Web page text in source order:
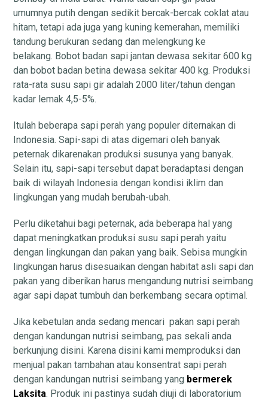
umumnya putih dengan sedikit bercak-bercak coklat atau
hitam, tetapi ada juga yang kuning kemerahan, memiliki
tandung berukuran sedang dan melengkung ke
belakang. Bobot badan sapi jantan dewasa sekitar 600 kg
dan bobot badan betina dewasa sekitar 400 kg. Produksi
rata-rata susu sapi gir adalah 2000 liter/tahun dengan
kadar lemak 4,5-5%.
Itulah beberapa sapi perah yang populer diternakan di
Indonesia. Sapi-sapi di atas digemari oleh banyak
peternak dikarenakan produksi susunya yang banyak.
Selain itu, sapi-sapi tersebut dapat beradaptasi dengan
baik di wilayah Indonesia dengan kondisi iklim dan
lingkungan yang mudah berubah-ubah.
Perlu diketahui bagi peternak, ada beberapa hal yang
dapat meningkatkan produksi susu sapi perah yaitu
dengan lingkungan dan pakan yang baik. Sebisa mungkin
lingkungan harus disesuaikan dengan habitat asli sapi dan
pakan yang diberikan harus mengandung nutrisi seimbang
agar sapi dapat tumbuh dan berkembang secara optimal.
Jika kebetulan anda sedang mencari pakan sapi perah
dengan kandungan nutrisi seimbang, pas sekali anda
berkunjung disini. Karena disini kami memproduksi dan
menjual pakan tambahan atau konsentrat sapi perah
dengan kandungan nutrisi seimbang yang bermerek
Laksita. Produk ini pastinya sudah diuji di laboratorium